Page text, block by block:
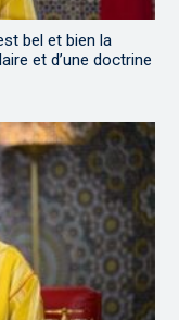
bel et bien la
et d’une doctrine